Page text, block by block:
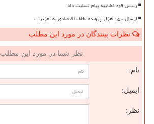
رییس قوه قضاییه پیام تسلیت داد
ارسال ۱۵۰ هزار پرونده تخلف اقتصادی به تعزیرات
نظرات بینندگان در مورد این مطلب
نظر شما در مورد این مطلب
نام:
ایمیل:
نظر: